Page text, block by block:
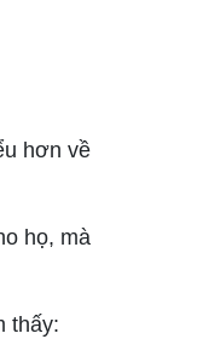
hơn về
họ, mà
thấy: